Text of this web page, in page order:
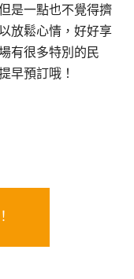
是一點也不覺得擠
放鬆心情，好好享
有很多特別的民
早預訂哦！